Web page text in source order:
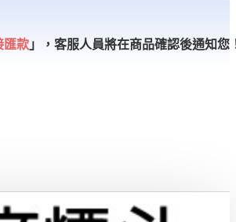
匯款 」， 客服人員將在商品確認後通知您